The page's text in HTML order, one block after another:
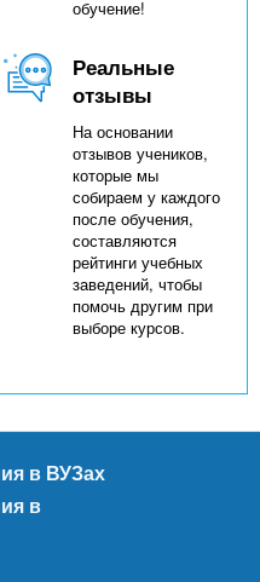
обучение!
Реальные
отзывы
На основании
отзывов учеников,
которые мы
собираем у каждого
после обучения,
составляются
рейтинги учебных
заведений, чтобы
помочь другим при
выборе курсов.
в ВУЗах
в